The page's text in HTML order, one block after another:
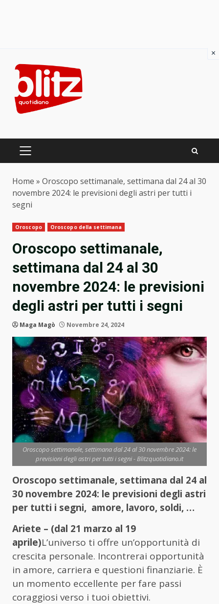
content
PRIMARY
Home » Oroscopo settimanale, settimana dal 24 al 30
novembre 2024: le previsioni degli astri per tutti i
segni
Oroscopo Oroscopo della settimana
Oroscopo settimanale,
settimana dal 24 al 30
novembre 2024: le previsioni
degli astri per tutti i segni
Maga Magò Novembre 24, 2024
Oroscopo settimanale, settimana dal 24 al 30 novembre 2024: le
previsioni degli astri per tutti i segni - Blitzquotidiano.it
Oroscopo settimanale, settimana dal 24 al
30 novembre 2024: le previsioni degli astri
per tutti i segni, amore, lavoro, soldi, …
Ariete – (dal 21 marzo al 19
aprile)L’universo ti offre un’opportunità di
crescita personale. Incontrerai opportunità
in amore, carriera e questioni finanziarie. È
un momento eccellente per fare passi
coraggiosi verso i tuoi obiettivi.
×